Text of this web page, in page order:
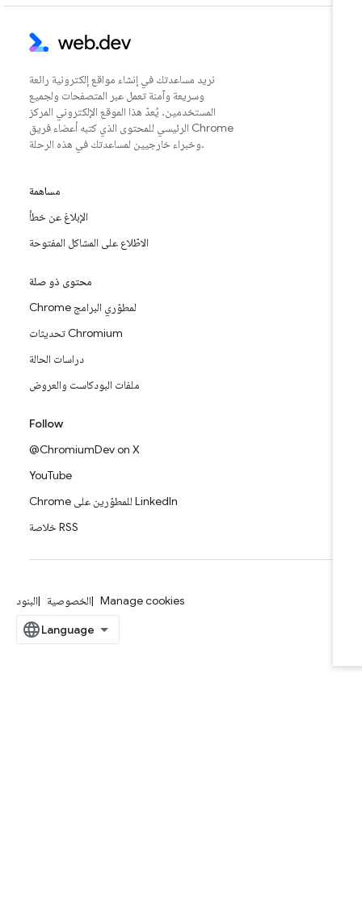
نريد مساعدتك في إنشاء مواقع إلكترونية رائعة
وسريعة وآمنة تعمل عبر المتصفحات ولجميع
المستخدمين. يُعدّ هذا الموقع الإلكتروني المركز
الرئيسي للمحتوى الذي كتبه أعضاء فريق Chrome
مساهمة
الإبلاغ عن خطأ
الاطّلاع على المشاكل المفتوحة
محتوى ذو صلة
Chrome لمطوّري البرامج
تحديثات Chromium
دراسات الحالة
ملفات البودكاست والعروض
Follow
@ChromiumDev on X
YouTube
Chrome للمطوّرين على LinkedIn
خلاصة RSS
البنود الخصوصية Manage cookies